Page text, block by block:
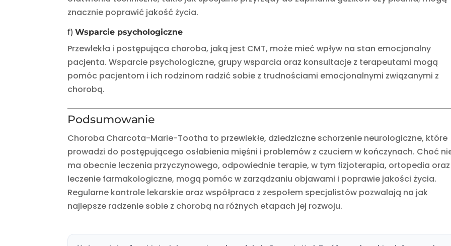
znacznie poprawić jakość życia.
f)Wsparcie psychologiczne
Przewlekła i postępująca choroba, jaką jest CMT, może mieć wpływ na stan emocjonalny
pacjenta. Wsparcie psychologiczne, grupy wsparcia oraz konsultacje z terapeutami mogą
pomóc pacjentom i ich rodzinom radzić sobie z trudnościami emocjonalnymi związanymi z
chorobą.
Podsumowanie
Choroba Charcota-Marie-Tootha to przewlekłe, dziedziczne schorzenie neurologiczne, które
prowadzi do postępującego osłabienia mięśni i problemów z czuciem w kończynach. Choć
ma obecnie leczenia przyczynowego, odpowiednie terapie, w tym fizjoterapia, ortopedia oraz
leczenie farmakologiczne, mogą pomóc w zarządzaniu objawami i poprawie jakości życia.
Regularne kontrole lekarskie oraz współpraca z zespołem specjalistów pozwalają na jak
najlepsze radzenie sobie z chorobą na różnych etapach jej rozwoju.